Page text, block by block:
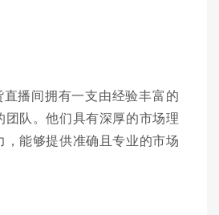
播间拥有一支由经验丰富的
团队。他们具有深厚的市场理
，能够提供准确且专业的市场